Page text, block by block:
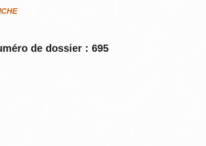
de dossier : 695